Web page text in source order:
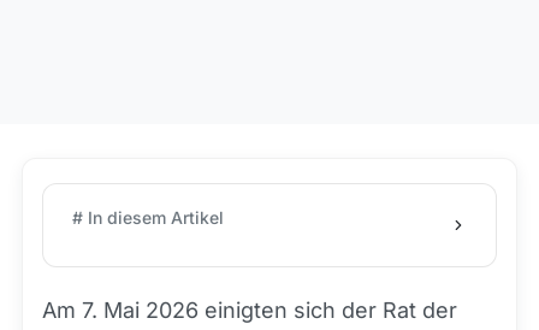
# In diesem Artikel
Am 7. Mai 2026 einigten sich der Rat der